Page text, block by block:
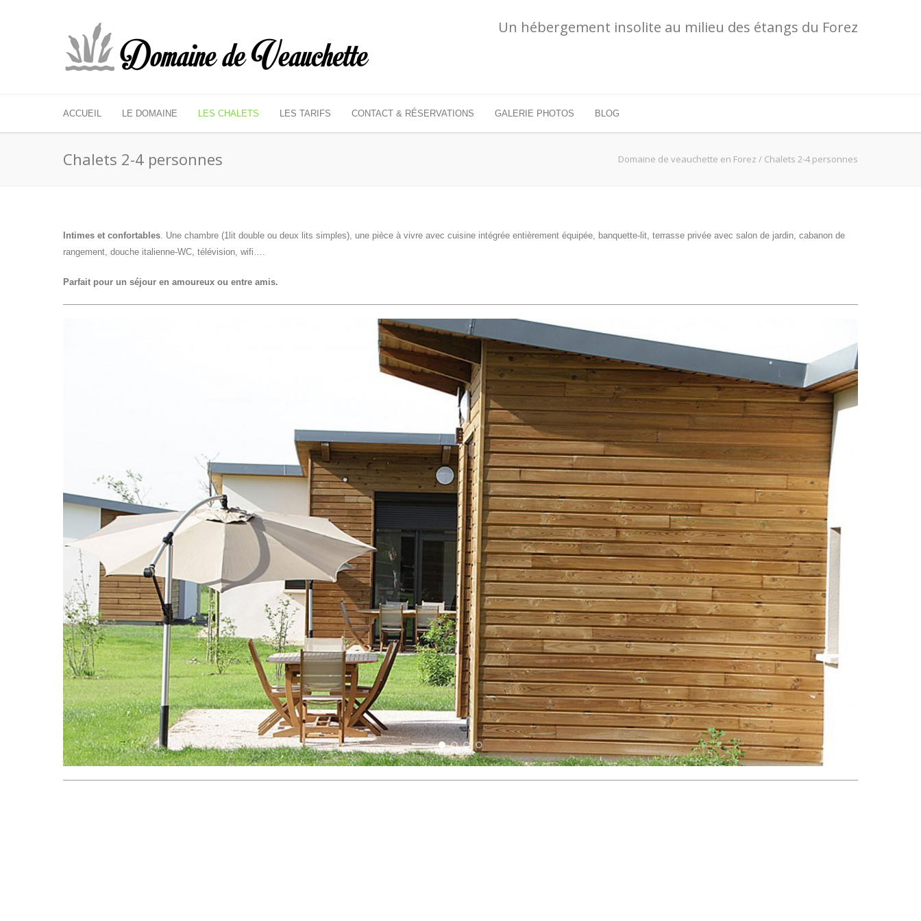
Un hébergement insolite au milieu des étangs du Forez
ACCUEIL LE DOMAINE LES CHALETS LES TARIFS CONTACT & RÉSERVATIONS GALERIE PHOTOS BLOG
Chalets 2-4 personnes Domaine de veauchette en Forez / Chalets 2-4 personnes
Intimes et confortables. Une chambre (1lit double ou deux lits simples), une pièce à vivre avec cuisine intégrée entièrement équipée, banquette-lit, terrasse privée avec salon de jardin, cabanon de
rangement, douche italienne-WC, télévision, wifi….
Parfait pour un séjour en amoureux ou entre amis.